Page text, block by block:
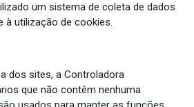
um sistema de coleta de dados
à utilização de cookies.
dos sites, a Controladora
que não contêm nenhuma